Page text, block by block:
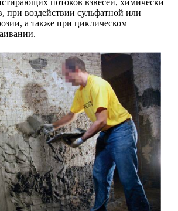
потоков взвесей, химически
при воздействии сульфатной или
а также при циклическом